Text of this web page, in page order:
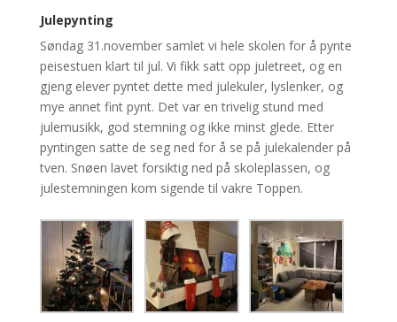
Julepynting
Søndag 31 .november samlet vi hele skolen for å pynte
peisestuen klart til jul. Vi fikk satt opp juletreet, og en
gjeng elever pyntet dette med julekuler, lyslenker, og
mye annet fint pynt. Det var en trivelig stund med
julemusikk, god stemning og ikke minst glede. Etter
pyntingen satte de seg ned for å se på julekalender på
tven. Snøen lavet forsiktig ned på skoleplassen, og
julestemningen kom sigende til vakre Toppen.